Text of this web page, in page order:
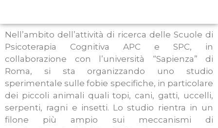
Nell’ambito dell’attività di ricerca delle Scuole di
Psicoterapia Cognitiva APC e SPC, in
collaborazione con l’università “Sapienza” di
Roma, si sta organizzando uno studio
sperimentale sulle fobie specifiche, in particolare
dei piccoli animali quali topi, cani, gatti, uccelli,
serpenti, ragni e insetti. Lo studio rientra in un
filone più ampio sui meccanismi di